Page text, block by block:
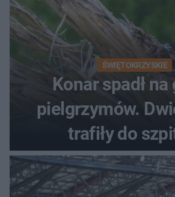
ŚWIĘTOKRZYSKIE
Konar spadł
pielgrzymów.
trafiły do